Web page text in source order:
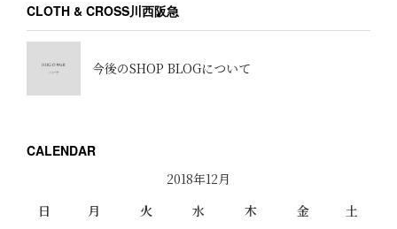
CLOTH & CROSS川西阪急
今後のSHOP BLOGについて
CALENDAR
2018年12月
日
月 火 水 木 金
土